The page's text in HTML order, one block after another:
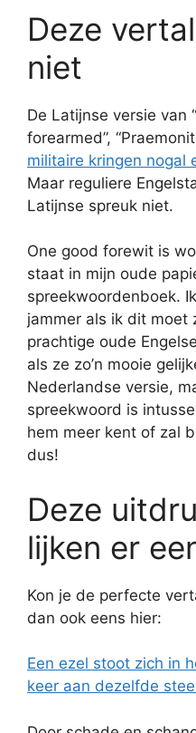
Deze
niet
De Latijnse versie van
forearmed”,
militaire kringen nogal
Maar reguliere
Latijnse spreuk niet.
One good forewit is
staat in mijn oude
spreekwoordenboek.
jammer als ik dit moet
prachtige oude
als ze zo’n mooie
Nederlandse versie,
spreekwoord is
hem meer kent of zal
dus!
Deze
lijken er
Kon je de perfecte
dan ook eens hier:
Een ezel stoot zich in
keer aan dezelfde